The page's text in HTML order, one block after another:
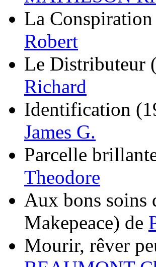
La Conspiration
Robert
Le Distributeur
Richard
Identification
James G.
Parcelle
Theodore
Aux bons soins
Makepeace) de
Mourir, rêver